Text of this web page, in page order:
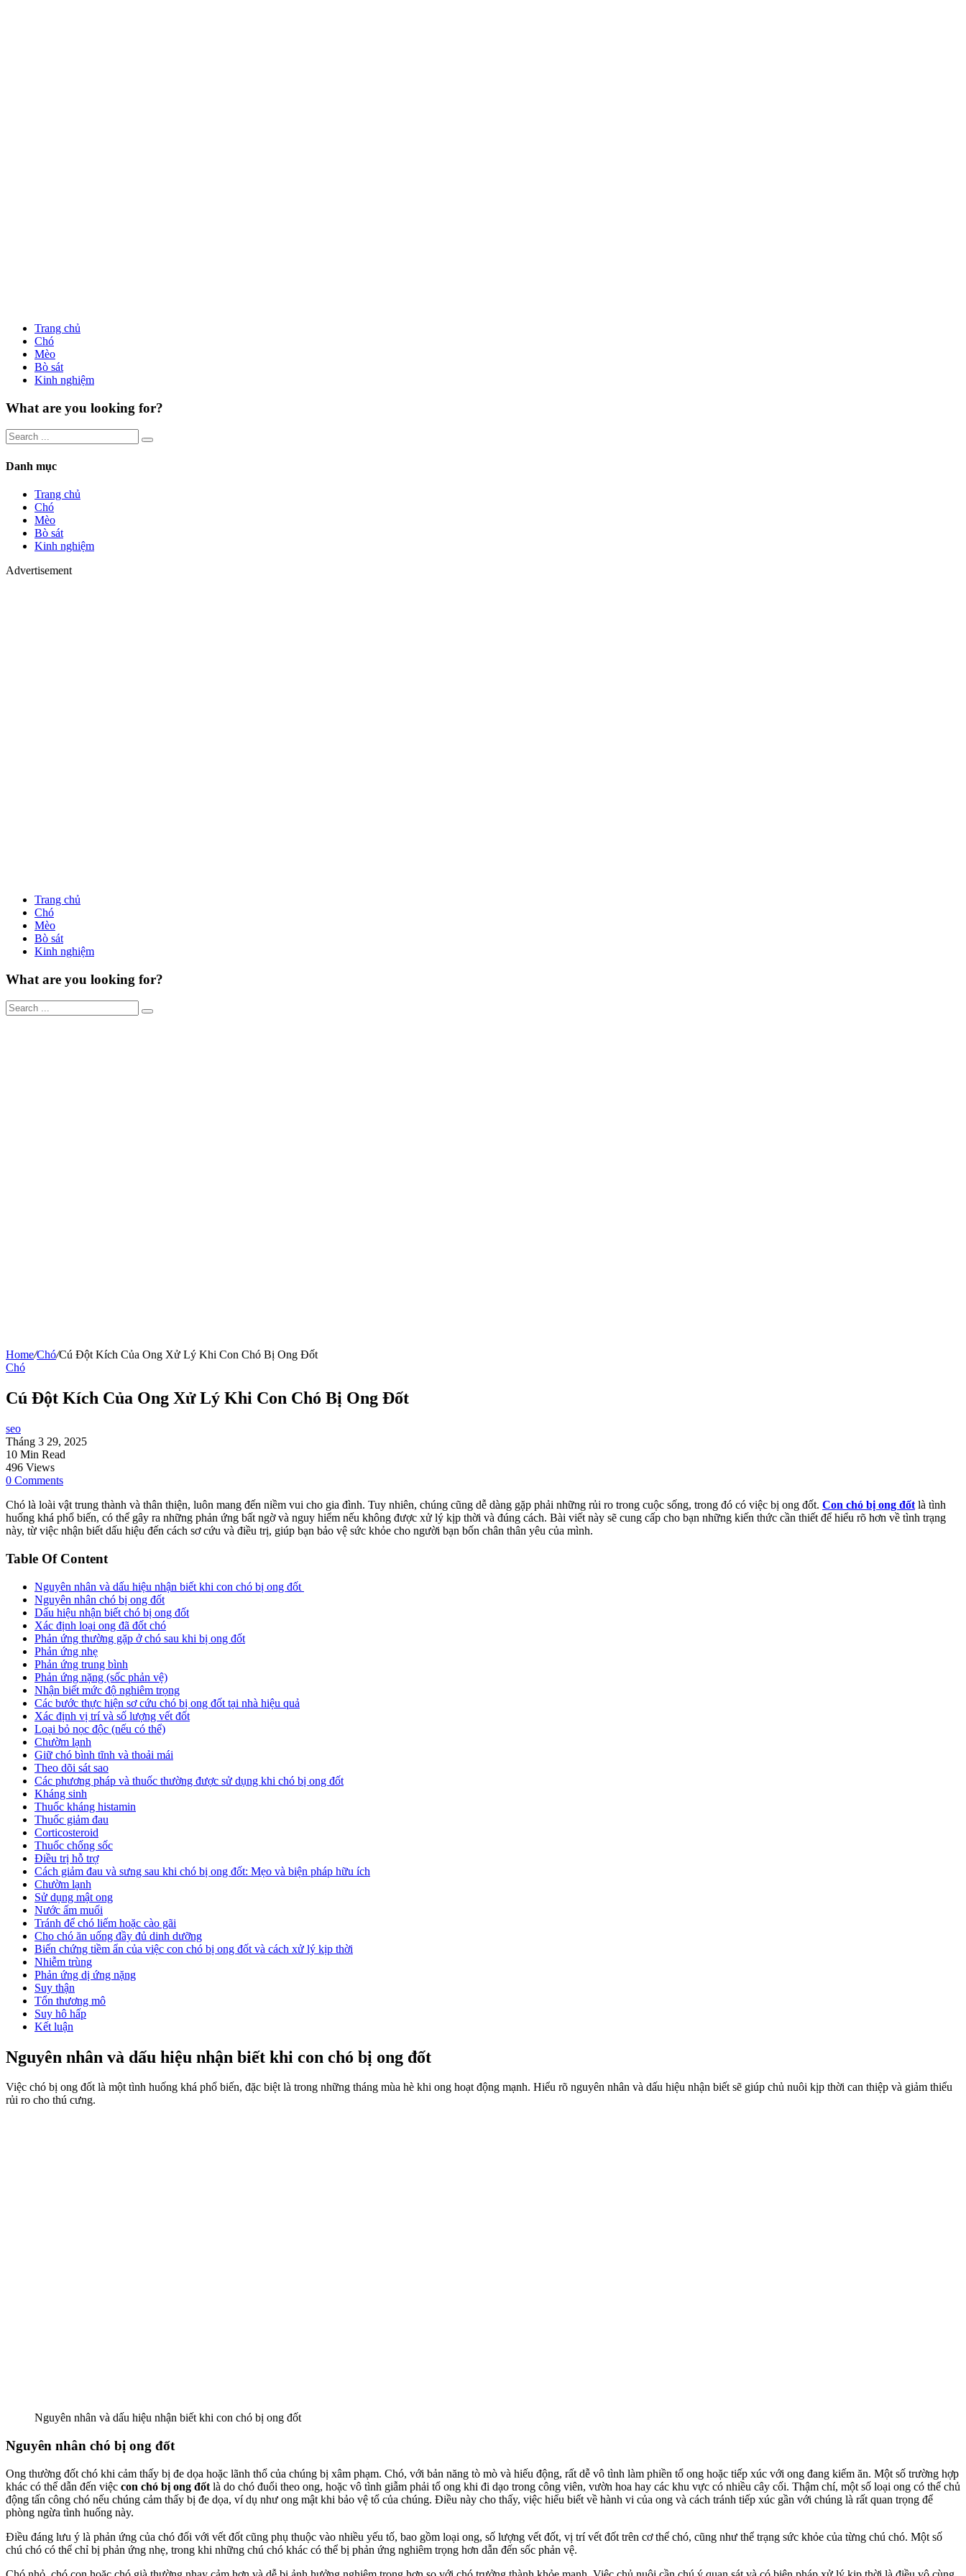
Trang chủ
Chó
Mèo
Bò sát
Kinh nghiệm
What are you looking for?
Danh mục
Trang chủ
Chó
Mèo
Bò sát
Kinh nghiệm
Advertisement
Trang chủ
Chó
Mèo
Bò sát
Kinh nghiệm
What are you looking for?
Home/Chó/Cú Đột Kích Của Ong Xử Lý Khi Con Chó Bị Ong Đốt
Chó
Cú Đột Kích Của Ong Xử Lý Khi Con Chó Bị Ong Đốt
seo
Tháng 3 29, 2025
10 Min Read
496 Views
0 Comments
Chó là loài vật trung thành và thân thiện, luôn mang đến niềm vui cho gia đình. Tuy nhiên, chúng cũng dễ dàng gặp phải những rủi ro trong cuộc sống, trong đó có việc bị ong đốt. Con chó bị ong đốt là tình
huống khá phổ biến, có thể gây ra những phản ứng bất ngờ và nguy hiểm nếu không được xử lý kịp thời và đúng cách. Bài viết này sẽ cung cấp cho bạn những kiến thức cần thiết để hiểu rõ hơn về tình trạng
này, từ việc nhận biết dấu hiệu đến cách sơ cứu và điều trị, giúp bạn bảo vệ sức khỏe cho người bạn bốn chân thân yêu của mình.
Table Of Content
Nguyên nhân và dấu hiệu nhận biết khi con chó bị ong đốt
Nguyên nhân chó bị ong đốt
Dấu hiệu nhận biết chó bị ong đốt
Xác định loại ong đã đốt chó
Phản ứng thường gặp ở chó sau khi bị ong đốt
Phản ứng nhẹ
Phản ứng trung bình
Phản ứng nặng (sốc phản vệ)
Nhận biết mức độ nghiêm trọng
Các bước thực hiện sơ cứu chó bị ong đốt tại nhà hiệu quả
Xác định vị trí và số lượng vết đốt
Loại bỏ nọc độc (nếu có thể)
Chườm lạnh
Giữ chó bình tĩnh và thoải mái
Theo dõi sát sao
Các phương pháp và thuốc thường được sử dụng khi chó bị ong đốt
Kháng sinh
Thuốc kháng histamin
Thuốc giảm đau
Corticosteroid
Thuốc chống sốc
Điều trị hỗ trợ
Cách giảm đau và sưng sau khi chó bị ong đốt: Mẹo và biện pháp hữu ích
Chườm lạnh
Sử dụng mật ong
Nước ấm muối
Tránh để chó liếm hoặc cào gãi
Cho chó ăn uống đầy đủ dinh dưỡng
Biến chứng tiềm ẩn của việc con chó bị ong đốt và cách xử lý kịp thời
Nhiễm trùng
Phản ứng dị ứng nặng
Suy thận
Tổn thương mô
Suy hô hấp
Kết luận
Nguyên nhân và dấu hiệu nhận biết khi con chó bị ong đốt
Việc chó bị ong đốt là một tình huống khá phổ biến, đặc biệt là trong những tháng mùa hè khi ong hoạt động mạnh. Hiểu rõ nguyên nhân và dấu hiệu nhận biết sẽ giúp chủ nuôi kịp thời can thiệp và giảm thiểu
rủi ro cho thú cưng.
Nguyên nhân và dấu hiệu nhận biết khi con chó bị ong đốt
Nguyên nhân chó bị ong đốt
Ong thường đốt chó khi cảm thấy bị đe dọa hoặc lãnh thổ của chúng bị xâm phạm. Chó, với bản năng tò mò và hiếu động, rất dễ vô tình làm phiền tổ ong hoặc tiếp xúc với ong đang kiếm ăn. Một số trường hợp
khác có thể dẫn đến việc con chó bị ong đốt là do chó đuổi theo ong, hoặc vô tình giẫm phải tổ ong khi đi dạo trong công viên, vườn hoa hay các khu vực có nhiều cây cối. Thậm chí, một số loại ong có thể chủ
động tấn công chó nếu chúng cảm thấy bị đe dọa, ví dụ như ong mật khi bảo vệ tổ của chúng. Điều này cho thấy, việc hiểu biết về hành vi của ong và cách tránh tiếp xúc gần với chúng là rất quan trọng để
phòng ngừa tình huống này.
Điều đáng lưu ý là phản ứng của chó đối với vết đốt cũng phụ thuộc vào nhiều yếu tố, bao gồm loại ong, số lượng vết đốt, vị trí vết đốt trên cơ thể chó, cũng như thể trạng sức khỏe của từng chú chó. Một số
chú chó có thể chỉ bị phản ứng nhẹ, trong khi những chú chó khác có thể bị phản ứng nghiêm trọng hơn dẫn đến sốc phản vệ.